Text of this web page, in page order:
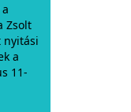
Zsolt
nyitási
a
11-